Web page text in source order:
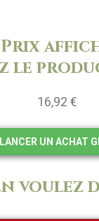
Prix
le
16,92 €
LANCER UN ACHAT
voulez